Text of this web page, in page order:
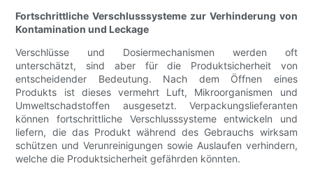
Fortschrittliche Verschlusssysteme zur Verhinderung von
Kontamination und Leckage
Verschlüsse und Dosiermechanismen werden oft
unterschätzt, sind aber für die Produktsicherheit von
entscheidender Bedeutung. Nach dem Öffnen eines
Produkts ist dieses vermehrt Luft, Mikroorganismen und
Umweltschadstoffen ausgesetzt. Verpackungslieferanten
können fortschrittliche Verschlusssysteme entwickeln und
liefern, die das Produkt während des Gebrauchs wirksam
schützen und Verunreinigungen sowie Auslaufen verhindern,
welche die Produktsicherheit gefährden könnten.